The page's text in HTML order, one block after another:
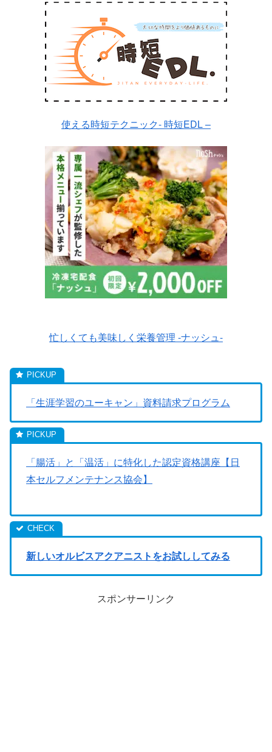
使える時短テクニック- 時短EDL –
忙しくても美味しく栄養管理 -ナッシュ-
「生涯学習のユーキャン」資料請求プログラム
「腸活」と「温活」に特化した認定資格講座【日
本セルフメンテナンス協会】
新しいオルビスアクアニストをお試ししてみる
スポンサーリンク